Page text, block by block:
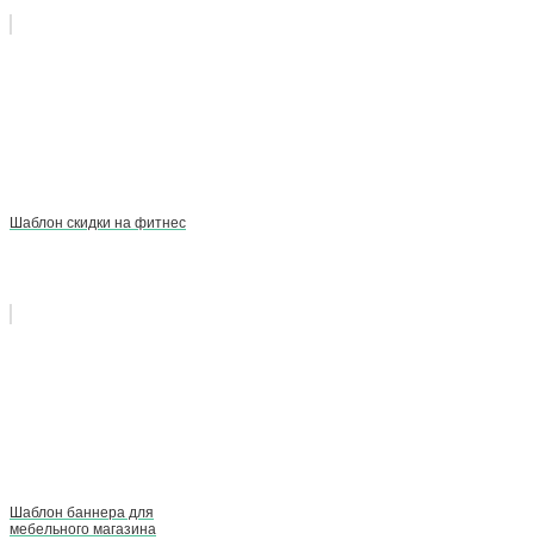
Шаблон скидки на фитнес
Шаблон баннера для
мебельного магазина